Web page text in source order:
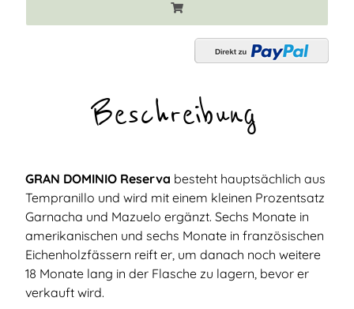
Beschreibung
GRAN DOMINIO Reserva besteht hauptsächlich aus
Tempranillo und wird mit einem kleinen Prozentsatz
Garnacha und Mazuelo ergänzt. Sechs Monate in
amerikanischen und sechs Monate in französischen
Eichenholzfässern reift er, um danach noch weitere
18 Monate lang in der Flasche zu lagern, bevor er
verkauft wird.